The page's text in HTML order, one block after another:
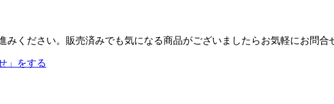
ください。販売済みでも気になる商品がございましたらお気軽にお問合
」をする